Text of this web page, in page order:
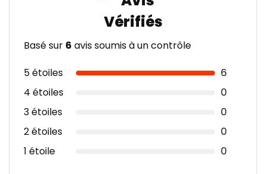
Basé sur 6 avis soumis à un contrôle
5 étoiles
6
4 étoiles
0
3 étoiles
0
2 étoiles
0
1 étoile
0